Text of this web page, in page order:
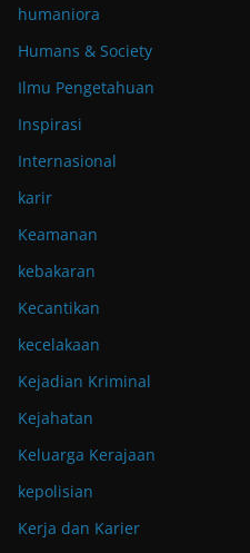
humaniora
Humans & Society
Ilmu Pengetahuan
Inspirasi
Internasional
karir
Keamanan
kebakaran
Kecantikan
kecelakaan
Kejadian Kriminal
Kejahatan
Keluarga Kerajaan
kepolisian
Kerja dan Karier